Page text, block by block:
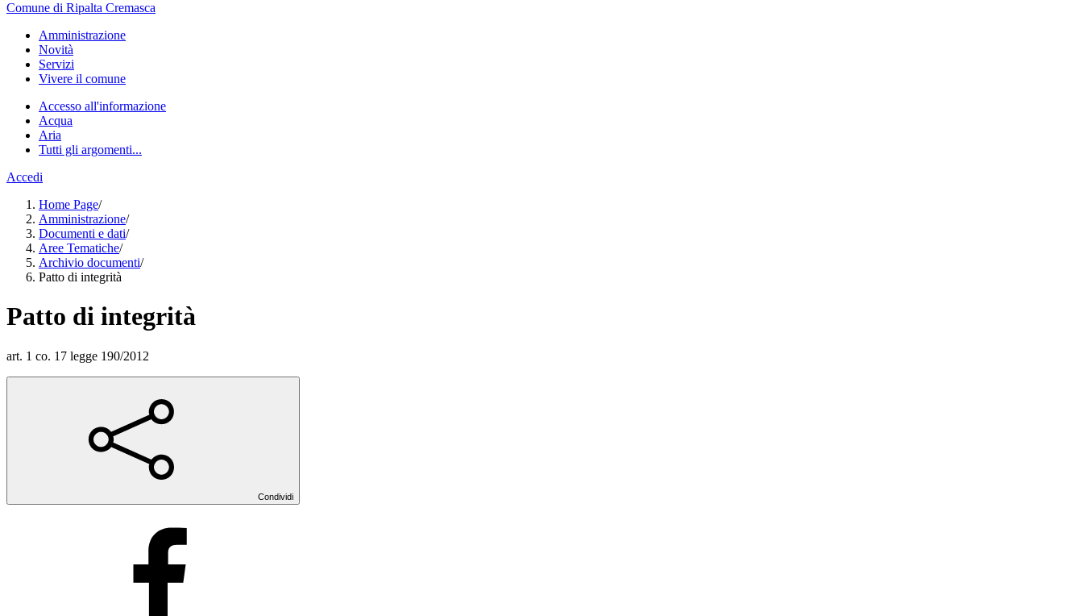
Comune di Ripalta Cremasca
Amministrazione
Novità
Servizi
Vivere il comune
Accesso all'informazione
Acqua
Aria
Tutti gli argomenti...
Accedi
Home Page/
Amministrazione/
Documenti e dati/
Aree Tematiche/
Archivio documenti/
Patto di integrità
Patto di integrità
art. 1 co. 17 legge 190/2012
Condividi